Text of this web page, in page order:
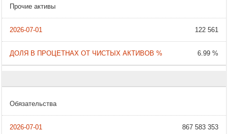
Прочие активы
122 561
6.99 %
Обязательства
867 583 353